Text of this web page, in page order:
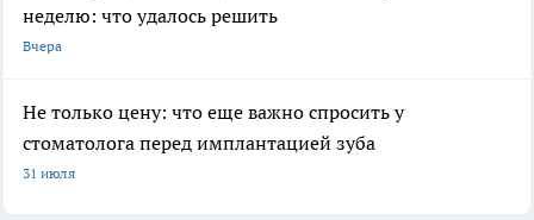
неделю: что удалось решить
Вчера
Не только цену: что еще важно спросить у
стоматолога перед имплантацией зуба
31 июля